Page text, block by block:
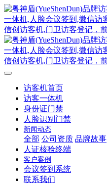
访客机首页
访客一体机
身份证门禁
人脸识别门禁
新闻动态
全部 公司资质 品牌故事
人证核验终端
客户案例
会议签到系统
联系我们